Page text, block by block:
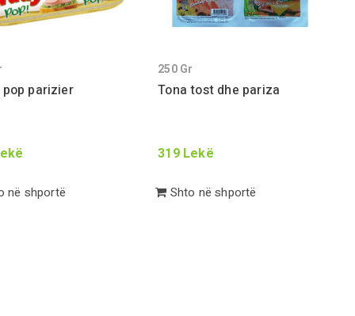
pop parizier
në shportë
Tona tost dhe pariza
250Gr
319Lekë
Shto në shportë